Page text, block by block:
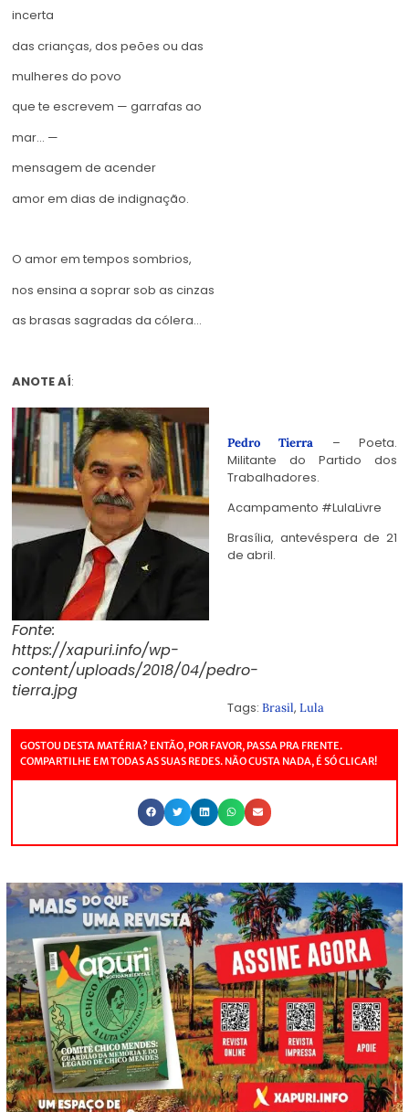
incerta
das crianças, dos peões ou das
mulheres do povo
que te escrevem — garrafas ao
mar… —
mensagem de acender
amor em dias de indignação.
O amor em tempos sombrios,
nos ensina a soprar sob as cinzas
as brasas sagradas da cólera…
ANOTE AÍ:
Fonte:
https://xapuri.info/wp-
content/uploads/2018/04/pedro-
tierra.jpg
Pedro Tierra – Poeta.
Militante do Partido dos
Trabalhadores.
Acampamento #LulaLivre
Brasília, antevéspera de 21
de abril.
Tags: Brasil, Lula
GOSTOU DESTA MATÉRIA? ENTÃO, POR FAVOR, PASSA PRA FRENTE.
COMPARTILHE EM TODAS AS SUAS REDES. NÃO CUSTA NADA, É SÓ CLICAR!